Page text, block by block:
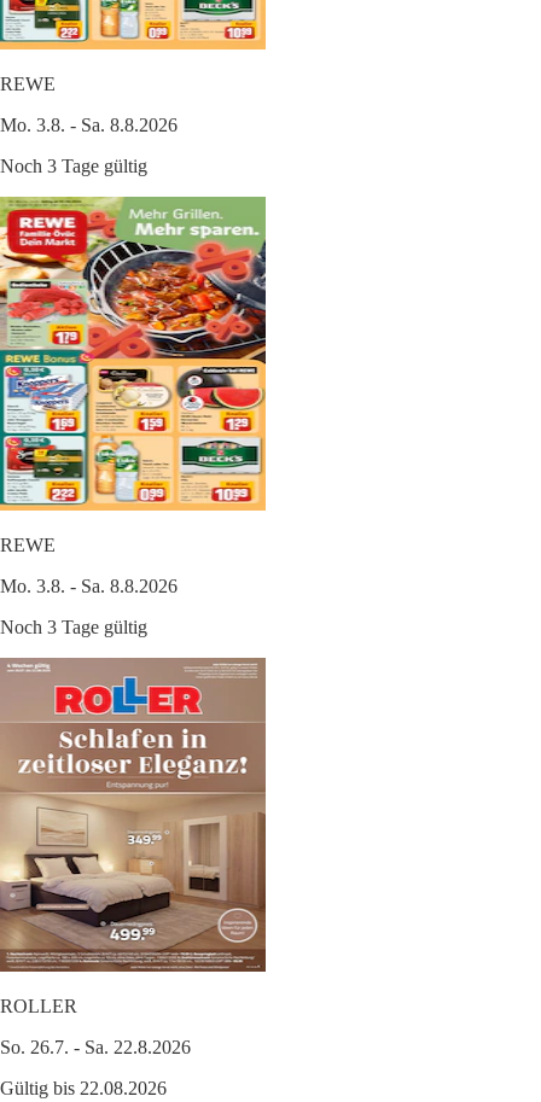
REWE
Mo. 3.8. - Sa. 8.8.2026
Noch 3 Tage gültig
REWE
Mo. 3.8. - Sa. 8.8.2026
Noch 3 Tage gültig
ROLLER
So. 26.7. - Sa. 22.8.2026
Gültig bis 22.08.2026